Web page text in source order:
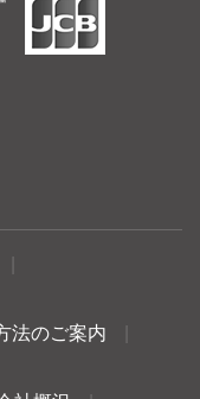
法のご案内